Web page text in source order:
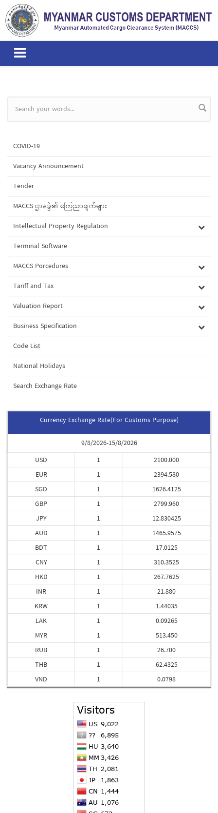
Skip to main content
Search form
COVID-19
Vacancy Announcement
Tender
MACCS ဌာနခွဲ၏ ကြေညာချက်များ
Intellectual Property Regulation
Terminal Software
MACCS Porcedures
Tariff and Tax
Valuation Report
Business Specification
Code List
National Holidays
Search Exchange Rate
Currency Exchange Rate(For Customs Purpose)
9/8/2026-15/8/2026
USD
EUR
SGD
GBP
JPY
AUD
BDT
CNY
HKD
INR
KRW
LAK
MYR
RUB
THB
VND
1
1
1
1
1
1
1
1
1
1
1
1
1
1
1
1
2100.000
2394.580
1626.4125
2799.960
12.830425
1465.9575
17.0125
310.3525
267.7625
21.880
1.44035
0.09265
513.450
26.700
62.4325
0.0798